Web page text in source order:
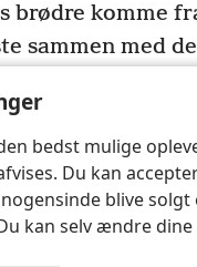
bedst mulige
Du kan
blive
kan selv ændre
brødre komme
sammen med
opgave at føre
i den sande
hele vejen
de tog sig af